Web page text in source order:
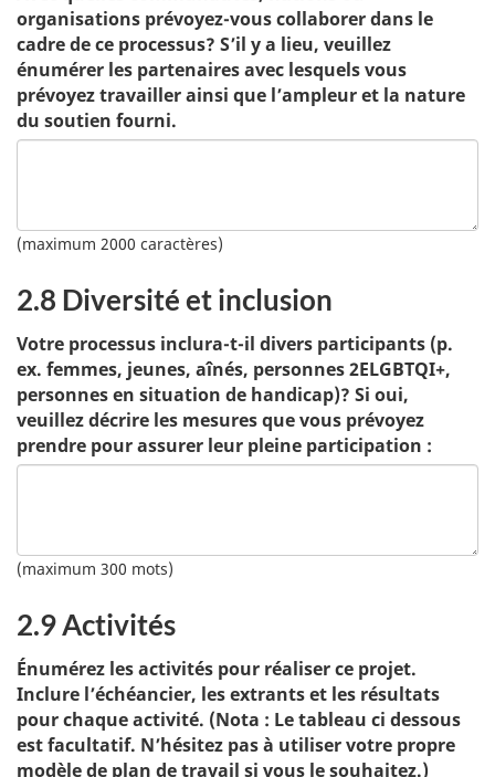
organisations prévoyez-vous collaborer dans le
cadre de ce processus? S’il y a lieu, veuillez
énumérer les partenaires avec lesquels vous
prévoyez travailler ainsi que l’ampleur et la nature
du soutien fourni.
(maximum 2000 caractères)
2.8 Diversité et inclusion
Votre processus inclura-t-il divers participants (p.
ex. femmes, jeunes, aînés, personnes 2ELGBTQI+,
personnes en situation de handicap)? Si oui,
veuillez décrire les mesures que vous prévoyez
prendre pour assurer leur pleine participation :
(maximum 300 mots)
2.9 Activités
Énumérez les activités pour réaliser ce projet.
Inclure l’échéancier, les extrants et les résultats
pour chaque activité. (Nota : Le tableau ci dessous
est facultatif. N’hésitez pas à utiliser votre propre
modèle de plan de travail si vous le souhaitez.)